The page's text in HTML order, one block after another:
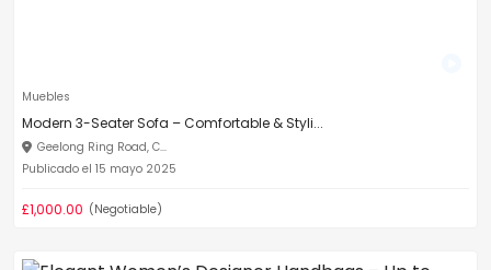
Muebles
Modern 3-Seater Sofa – Comfortable & Styli...
Geelong Ring Road, C...
Publicado el 15 mayo 2025
£1,000.00 (Negotiable)